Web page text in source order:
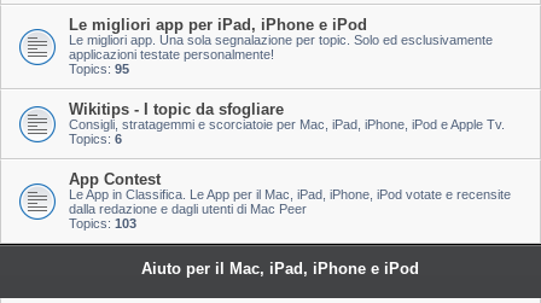
Le migliori app per iPad, iPhone e iPod
Le migliori app. Una sola segnalazione per topic. Solo ed esclusivamente
applicazioni testate personalmente!
Topics: 95
Wikitips - I topic da sfogliare
Consigli, stratagemmi e scorciatoie per Mac, iPad, iPhone, iPod e Apple Tv.
Topics: 6
App Contest
Le App in Classifica. Le App per il Mac, iPad, iPhone, iPod votate e recensite
dalla redazione e dagli utenti di Mac Peer
Topics: 103
Aiuto per il Mac, iPad, iPhone e iPod